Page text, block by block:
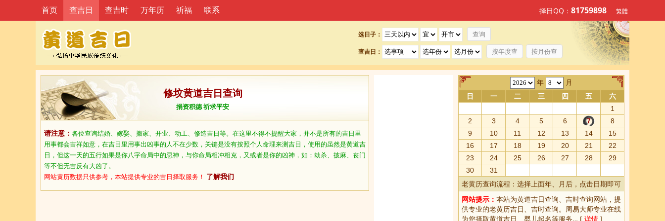
选日子：
查吉日： 按年度查 按月份查
首页 查吉日 查吉时 万年历 祈福 联系 择日QQ： 81759898 繁體
修坟黄道吉日查询
捐资积德 祈求平安
请注意： 各位查询结婚、嫁娶、搬家、开业、动工、修造吉日等。在这里不得不提醒大家，并不是所有的吉日里
用事都会吉祥如意，在吉日里用事出凶事的人不在少数，关键是没有按照个人命理来测吉日，使用的虽然是黄道吉
日，但这一天的五行如果是你八字命局中的忌神，与你命局相冲相克，又或者是你的凶神，如：劫杀、披麻、丧门
等不但无吉反有大凶了。
网站黄历数据只供参考，本站提供专业的吉日择取服务！ 了解我们
年 月
日 一 二 三 四 五
六
1
2
3 4 5 6 7
8
9
10 11 12 13 14
15
16
17 18 19 20 21
22
23
24 25 26 27 28
29
30
31
老黄历查询流程：选择上面年、月后，点击日期即可
网站提示： 本站为黄道吉日查询、 吉时查询网站，提
供专业的老黄历吉日、吉时查询。周易大师专业在线
为您择取黄道吉日 、婴儿起名等服务… [ 详情 ]